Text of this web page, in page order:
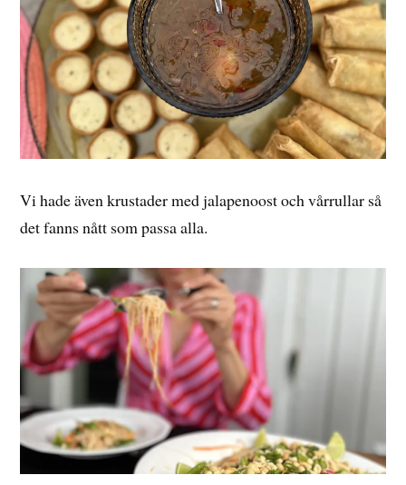
Vi hade även krustader med jalapenoost och vårrullar så
det fanns nått som passa alla.